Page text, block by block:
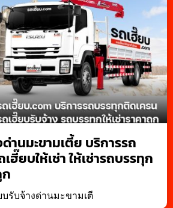
านมะขามเตี้ย บริการรถ
ฮี๊ยบให้เช่า ให้เช่ารถบรรทุก
บรับจ้างด่านมะขามเตี